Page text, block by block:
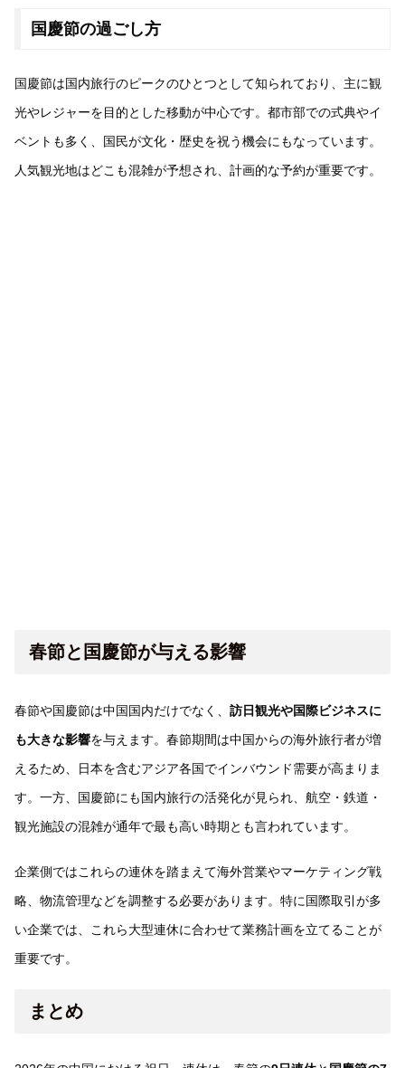
国慶節の過ごし方
国慶節は国内旅行のピークのひとつとして知られており、主に観
光やレジャーを目的とした移動が中心です。都市部での式典やイ
ベントも多く、国民が文化・歴史を祝う機会にもなっています。
人気観光地はどこも混雑が予想され、計画的な予約が重要です。
春節と国慶節が与える影響
春節や国慶節は中国国内だけでなく、 訪日観光や国際ビジネスに
も大きな影響を与えます。春節期間は中国からの海外旅行者が増
えるため、日本を含むアジア各国でインバウンド需要が高まりま
す。一方、国慶節にも国内旅行の活発化が見られ、航空・鉄道・
観光施設の混雑が通年で最も高い時期とも言われています。
企業側ではこれらの連休を踏まえて海外営業やマーケティング戦
略、物流管理などを調整する必要があります。特に国際取引が多
い企業では、これら大型連休に合わせて業務計画を立てることが
重要です。
まとめ